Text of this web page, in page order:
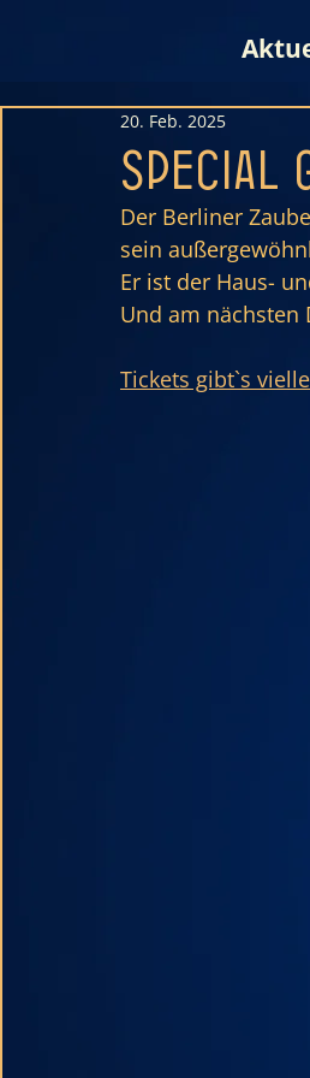
Special
20. Feb. 2025
Der Berliner
sein
Er ist der Haus-
Und am nächsten
Tickets gibt`s